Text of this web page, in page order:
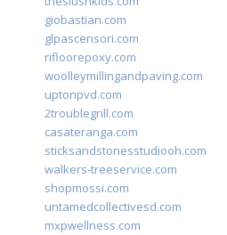
giobastian.com
glpascensori.com
rifloorepoxy.com
woolleymillingandpaving.com
uptonpvd.com
2troublegrill.com
casateranga.com
sticksandstonesstudiooh.com
walkers-treeservice.com
shopmossi.com
untamedcollectivesd.com
mxpwellness.com